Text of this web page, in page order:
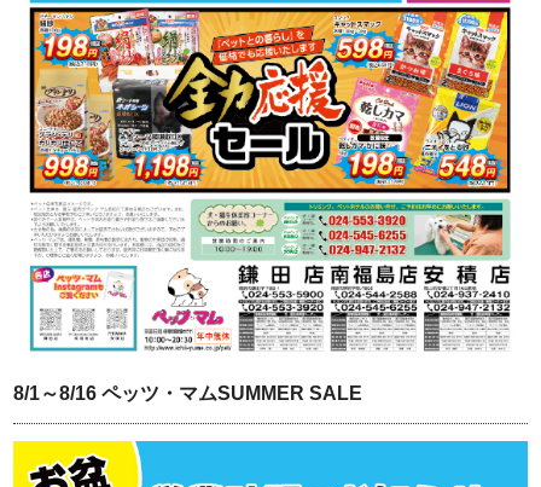
8/1～8/16 ペッツ・マムSUMMER SALE